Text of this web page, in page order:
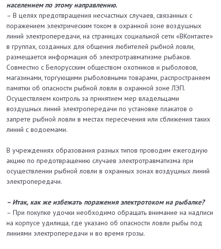
населением по этому направлению.
– В целях предотвращения несчастных случаев, связанных с
поражением электрическим током в охранной зоне воздушных
линий электропередачи, на страницах социальной сети «ВКонтакте»
в группах, созданных для общения любителей рыбной ловли,
размещается информация об электротравматизме рыбаков.
Совместно с Белорусским обществом охотников и рыболовов,
магазинами, торгующими рыболовными товарами, распространяем
памятки об опасности рыбной ловли в охранной зоне ЛЭП.
Осуществляем контроль за принятием мер владельцами
воздушных линий электропередачи по установке плакатов о
запрете рыбной ловли в местах пересечения или сближения таких
линий с водоемами.
В учреждениях образования разных типов проводим ежегодную
акцию по предотвращению случаев электротравматизма при
осуществлении рыбной ловли в охранных зонах воздушных линий
электропередачи.
– Итак, как же избежать поражения электротоком на рыбалке?
– При покупке удочки необходимо обращать внимание на надписи
на корпусе удилища, где указано об опасности ловли рыбы под
линиями электропередачи и во время грозы.